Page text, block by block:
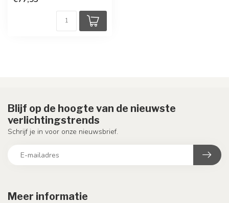
Meer informatie
Blijf op de hoogte van de nieuwste
verlichtingstrends
Schrijf je in voor onze nieuwsbrief.